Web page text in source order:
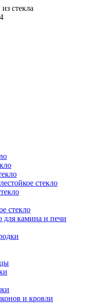
стекла
стекло
стекло
для камина и печи
и кровли